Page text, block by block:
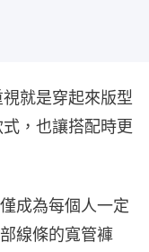
就是穿起來版型
，也讓搭配時更
成為每個人一定
線條的寬管褲